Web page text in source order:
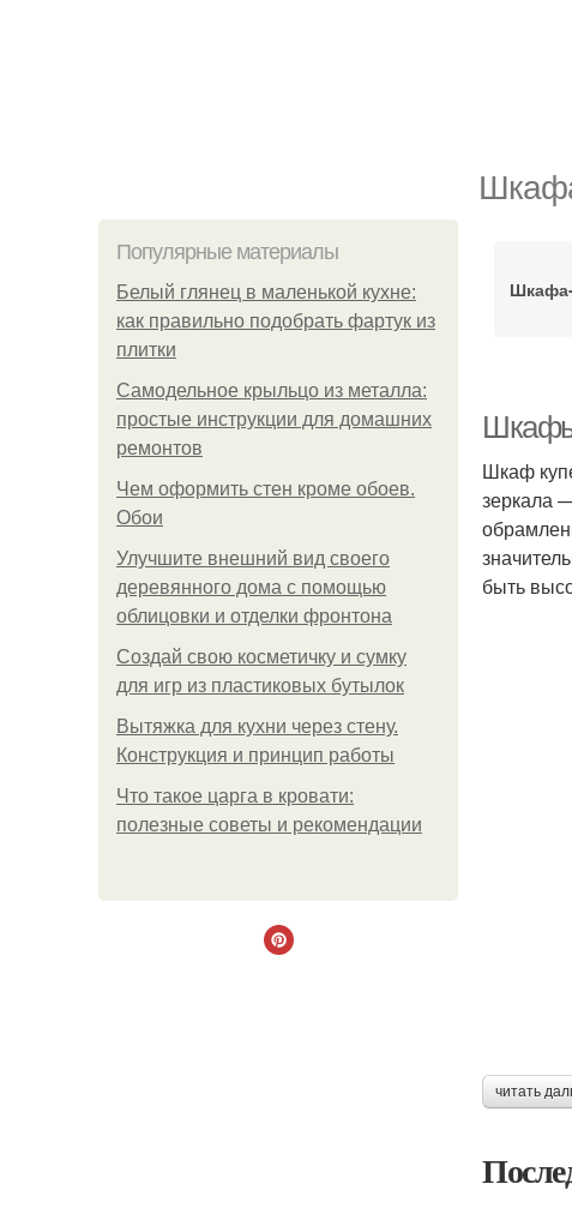
Популярные материалы
Белый глянец в маленькой кухне:
как правильно подобрать фартук из
плитки
Самодельное крыльцо из металла:
простые инструкции для домашних
ремонтов
Чем оформить стен кроме обоев.
Обои
Улучшите внешний вид своего
деревянного дома с помощью
облицовки и отделки фронтона
Создай свою косметичку и сумку
для игр из пластиковых бутылок
Вытяжка для кухни через стену.
Конструкция и принцип работы
Что такое царга в кровати:
полезные советы и рекомендации
Шкафы
Шкаф
зеркала
быть
читать